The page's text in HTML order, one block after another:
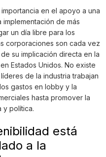
en el apoyo a una
de más
un día libre para los
corporaciones son cada vez
su implicación directa en la
Estados Unidos. No existe
de la industria trabajan
gastos en lobby y la
hasta promover la
y política.
está
a la